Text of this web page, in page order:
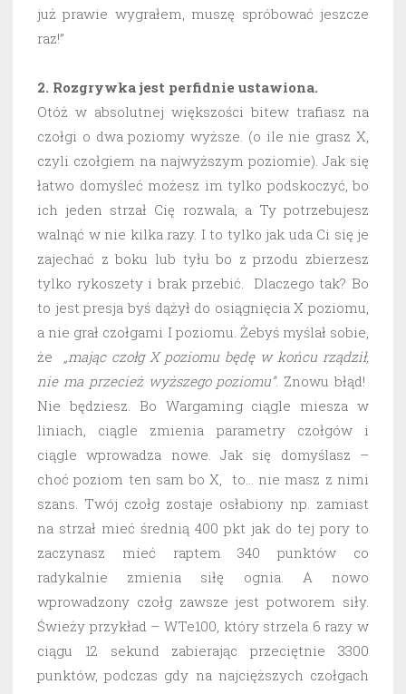
już prawie wygrałem, muszę spróbować jeszcze
raz!”
2. Rozgrywka jest perfidnie ustawiona.
Otóż w absolutnej większości bitew trafiasz na
czołgi o dwa poziomy wyższe. (o ile nie grasz X,
czyli czołgiem na najwyższym poziomie). Jak się
łatwo domyśleć możesz im tylko podskoczyć, bo
ich jeden strzał Cię rozwala, a Ty potrzebujesz
walnąć w nie kilka razy. I to tylko jak uda Ci się je
zajechać z boku lub tyłu bo z przodu zbierzesz
tylko rykoszety i brak przebić. Dlaczego tak? Bo
to jest presja byś dążył do osiągnięcia X poziomu,
a nie grał czołgami I poziomu. Żebyś myślał sobie,
że „mając czołg X poziomu będę w końcu rządził,
nie ma przecież wyższego poziomu”. Znowu błąd!
Nie będziesz. Bo Wargaming ciągle miesza w
liniach, ciągle zmienia parametry czołgów i
ciągle wprowadza nowe. Jak się domyślasz –
choć poziom ten sam bo X, to… nie masz z nimi
szans. Twój czołg zostaje osłabiony np. zamiast
na strzał mieć średnią 400 pkt jak do tej pory to
zaczynasz mieć raptem 340 punktów co
radykalnie zmienia siłę ognia. A nowo
wprowadzony czołg zawsze jest potworem siły.
Świeży przykład – WTe100, który strzela 6 razy w
ciągu 12 sekund zabierając przeciętnie 3300
punktów, podczas gdy na najcięższych czołgach